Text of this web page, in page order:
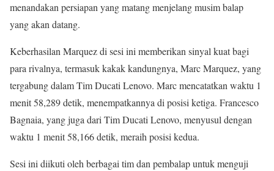
menandakan persiapan yang matang menjelang musim balap
yang akan datang.
Keberhasilan Marquez di sesi ini memberikan sinyal kuat bagi
para rivalnya, termasuk kakak kandungnya, Marc Marquez, yang
tergabung dalam Tim Ducati Lenovo. Marc mencatatkan waktu 1
menit 58,289 detik, menempatkannya di posisi ketiga. Francesco
Bagnaia, yang juga dari Tim Ducati Lenovo, menyusul dengan
waktu 1 menit 58,166 detik, meraih posisi kedua.
Sesi ini diikuti oleh berbagai tim dan pembalap untuk menguji